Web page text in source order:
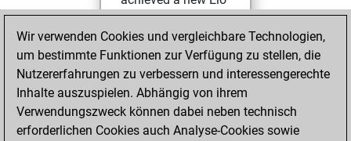
of 1604
Montag, März 31,
2025
You won
against Fritz
Fritz
Wir verwenden Cookies und vergleichbare Technologien,
um bestimmte Funktionen zur Verfügung zu stellen, die
Nutzererfahrungen zu verbessern und interessengerechte
Inhalte auszuspielen. Abhängig von ihrem
Verwendungszweck können dabei neben technisch
erforderlichen Cookies auch Analyse-Cookies sowie